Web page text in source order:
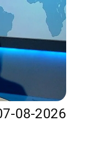
08-2026